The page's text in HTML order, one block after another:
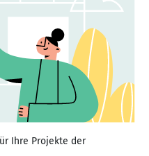
Ihre Projekte der